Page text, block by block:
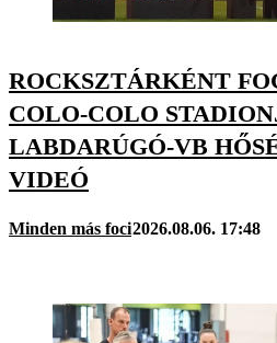
ROCKSZTÁRKÉNT
COLO-COLO
LABDARÚGÓ-VB
VIDEÓ
Minden más foci2026.08.06. 17:48